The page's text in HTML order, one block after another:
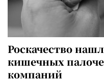
Роскачество
кишечных
компаний